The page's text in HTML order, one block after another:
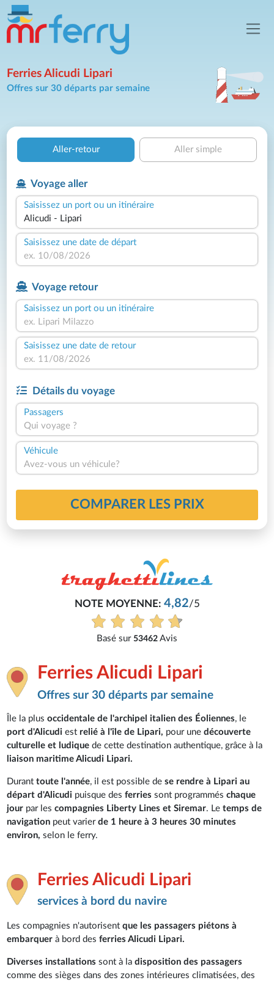
Ferries Alicudi Lipari
Offres sur 30 départs par semaine
Aller-retour Aller simple
Voyage aller
Saisissez un port ou un itinéraire
Saisissez une date de départ
Voyage retour
Saisissez un port ou un itinéraire
Saisissez une date de retour
Détails du voyage
Passagers
Qui voyage ?
Véhicule
Avez-vous un véhicule?
COMPARER LES PRIX
NOTE MOYENNE:4,82/5
Basé sur 53462 Avis
Ferries Alicudi Lipari
Offres sur 30 départs par semaine
Île la plusoccidentale de l'archipel italien des Éoliennes, le
port d'Alicudi est relié à l'île de Lipari, pour unedécouverte
culturelle et ludiquede cette destination authentique, grâce à la
liaison maritime Alicudi Lipari.
Duranttoute l'année, il est possible dese rendre à Lipari au
départ d'Alicudi puisque desferriessont programmés chaque
jour par lescompagnies Liberty Lines et Siremar. Letemps de
navigation peut varierde 1 heure à 3 heures 30 minutes
environ, selon le ferry.
Ferries Alicudi Lipari
services à bord du navire
Les compagnies n'autorisentque les passagers piétons à
embarquerà bord desferries Alicudi Lipari.
Diverses installations sont à ladisposition des passagers
comme des sièges dans des zones intérieures climatisées, des